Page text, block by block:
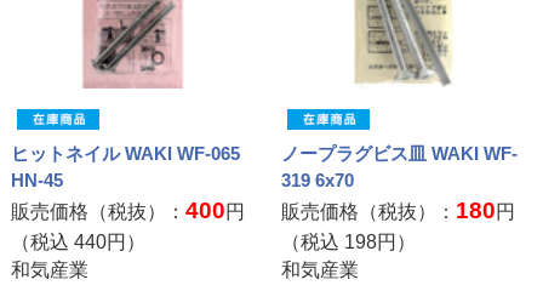
ヒットネイル WAKI WF-065
HN-45
販売価格（税抜）： 400円
（税込 440円）
和気産業
ノープラグビス皿 WAKI WF-
319 6x70
販売価格（税抜）： 180円
（税込 198円）
和気産業